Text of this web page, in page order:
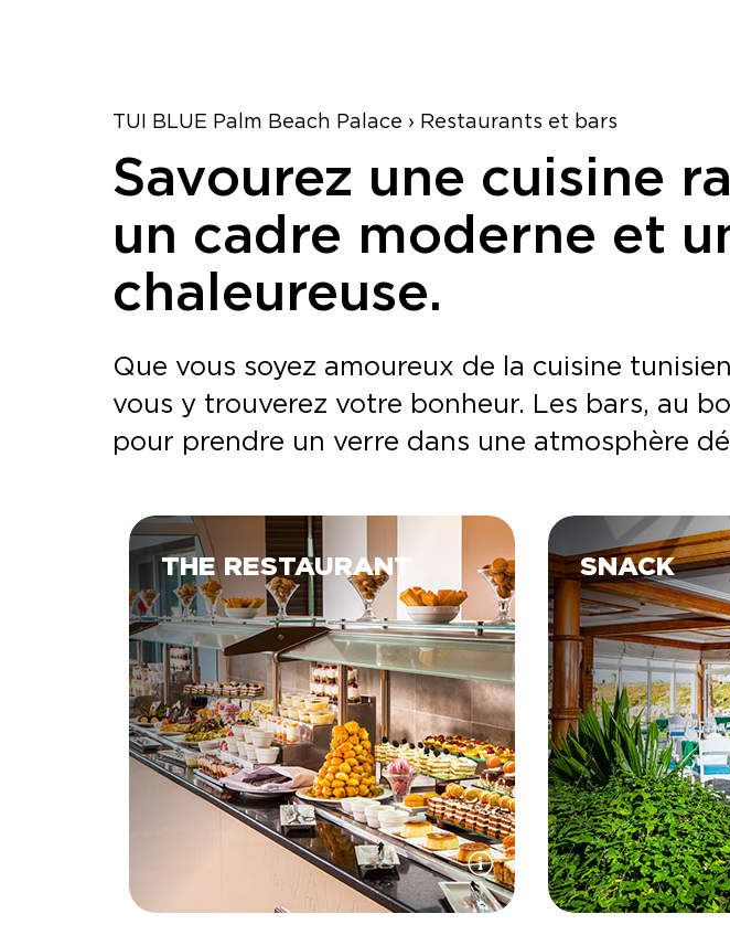
TUI BLUE Palm Beach Palace › Restaurants et bars
Savourez une cuisine
un cadre moderne et
chaleureuse.
Que vous soyez amoureux de la cuisine
vous y trouverez votre bonheur. Les bars, au
pour prendre un verre dans une atmosphère
THE RESTAURANT SNACK